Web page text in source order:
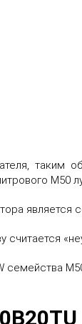
таким
М50
является
считается
семейства